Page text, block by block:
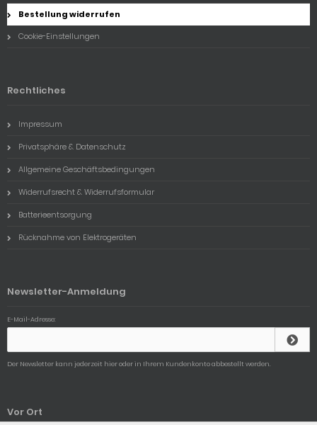
Bestellung widerrufen
Cookie-Einstellungen
Rechtliches
Impressum
Privatsphäre & Datenschutz
Allgemeine Geschäftsbedingungen
Widerrufsrecht & Widerrufsformular
Batterieentsorgung
Rücknahme von Elektrogeräten
Newsletter-Anmeldung
E-Mail-Adresse:
Der Newsletter kann jederzeit hier oder in Ihrem Kundenkonto abbestellt werden.
Vor Ort